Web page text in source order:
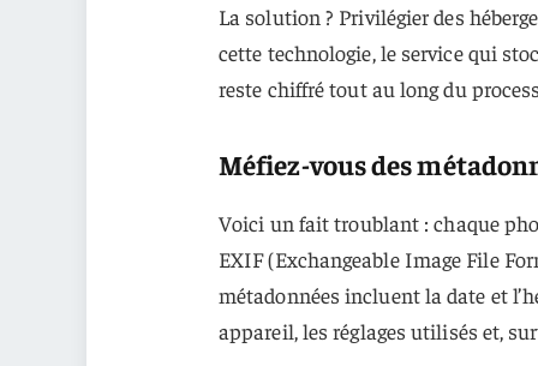
La solution ? Privilégier des
cette technologie, le service qui
reste chiffré tout au long du
Méfiez-vous des
Voici un fait troublant : chaque
EXIF (Exchangeable Image File
métadonnées incluent la date et
appareil, les réglages utilisés et,